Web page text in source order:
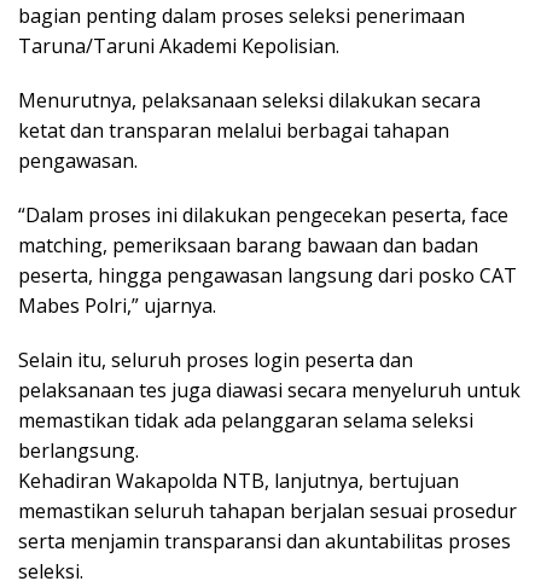
bagian penting dalam proses seleksi penerimaan
Taruna/Taruni Akademi Kepolisian.
Menurutnya, pelaksanaan seleksi dilakukan secara
ketat dan transparan melalui berbagai tahapan
pengawasan.
“Dalam proses ini dilakukan pengecekan peserta, face
matching, pemeriksaan barang bawaan dan badan
peserta, hingga pengawasan langsung dari posko CAT
Mabes Polri,” ujarnya.
Selain itu, seluruh proses login peserta dan
pelaksanaan tes juga diawasi secara menyeluruh untuk
memastikan tidak ada pelanggaran selama seleksi
berlangsung.
Kehadiran Wakapolda NTB, lanjutnya, bertujuan
memastikan seluruh tahapan berjalan sesuai prosedur
serta menjamin transparansi dan akuntabilitas proses
seleksi.